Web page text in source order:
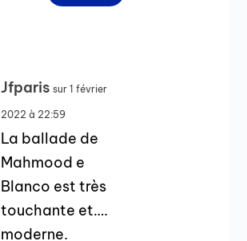
Jfparis sur 1 février
2022 à 22:59
La ballade de
Mahmood e
Blanco est très
touchante et….
moderne.